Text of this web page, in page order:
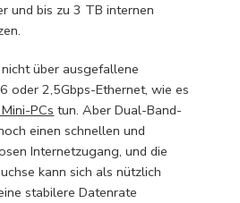
und bis zu 3 TB internen
über ausgefallene
oder 2,5Gbps-Ethernet, wie es
PCs tun. Aber Dual-Band-
einen schnellen und
Internetzugang, und die
kann sich als nützlich
stabilere Datenrate